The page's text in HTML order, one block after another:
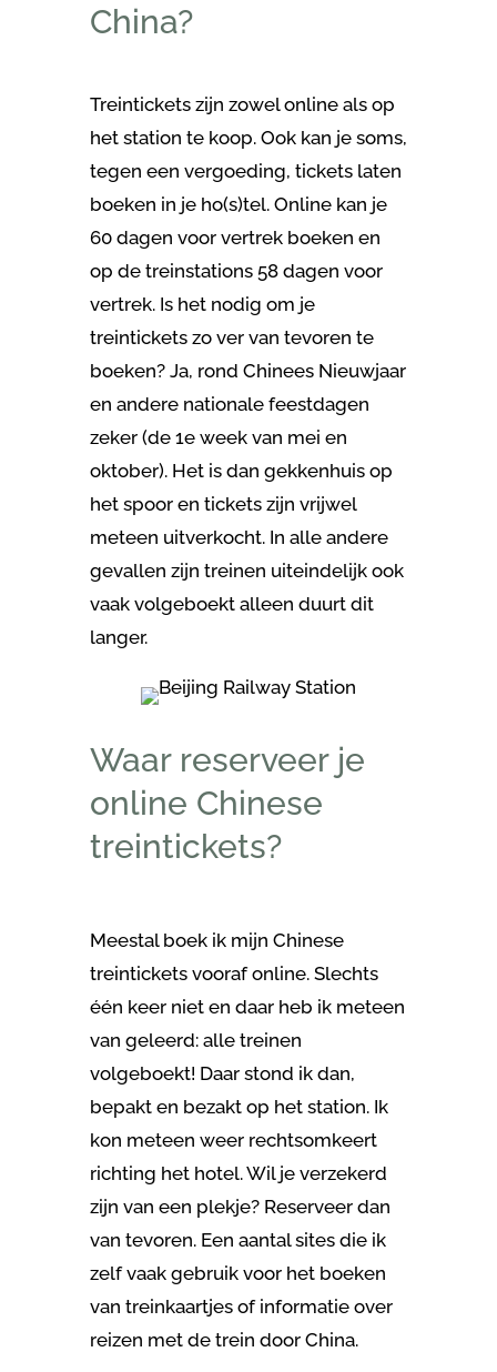
China?
Treintickets zijn zowel online als op
het station te koop. Ook kan je soms,
tegen een vergoeding, tickets laten
boeken in je ho(s)tel. Online kan je
60 dagen voor vertrek boeken en
op de treinstations 58 dagen voor
vertrek. Is het nodig om je
treintickets zo ver van tevoren te
boeken? Ja, rond Chinees Nieuwjaar
en andere nationale feestdagen
zeker (de 1e week van mei en
oktober). Het is dan gekkenhuis op
het spoor en tickets zijn vrijwel
meteen uitverkocht. In alle andere
gevallen zijn treinen uiteindelijk ook
vaak volgeboekt alleen duurt dit
langer.
Waar reserveer je
online Chinese
treintickets?
Meestal boek ik mijn Chinese
treintickets vooraf online. Slechts
één keer niet en daar heb ik meteen
van geleerd: alle treinen
volgeboekt! Daar stond ik dan,
bepakt en bezakt op het station. Ik
kon meteen weer rechtsomkeert
richting het hotel. Wil je verzekerd
zijn van een plekje? Reserveer dan
van tevoren. Een aantal sites die ik
zelf vaak gebruik voor het boeken
van treinkaartjes of informatie over
reizen met de trein door China.